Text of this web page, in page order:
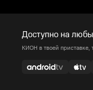
Доступно на
КИОН в твоей приставке,